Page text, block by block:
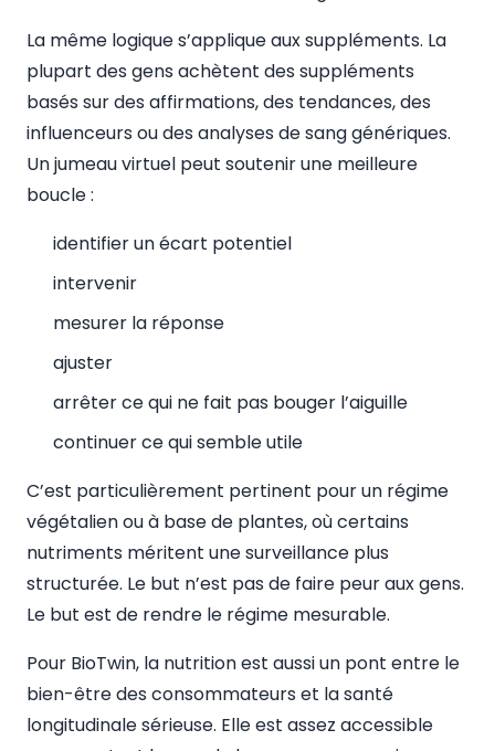
La même logique s’applique aux suppléments. La
plupart des gens achètent des suppléments
basés sur des affirmations, des tendances, des
influenceurs ou des analyses de sang génériques.
Un jumeau virtuel peut soutenir une meilleure
boucle :
identifier un écart potentiel
intervenir
mesurer la réponse
ajuster
arrêter ce qui ne fait pas bouger l’aiguille
continuer ce qui semble utile
C’est particulièrement pertinent pour un régime
végétalien ou à base de plantes, où certains
nutriments méritent une surveillance plus
structurée. Le but n’est pas de faire peur aux gens.
Le but est de rendre le régime mesurable.
Pour BioTwin, la nutrition est aussi un pont entre le
bien-être des consommateurs et la santé
longitudinale sérieuse. Elle est assez accessible